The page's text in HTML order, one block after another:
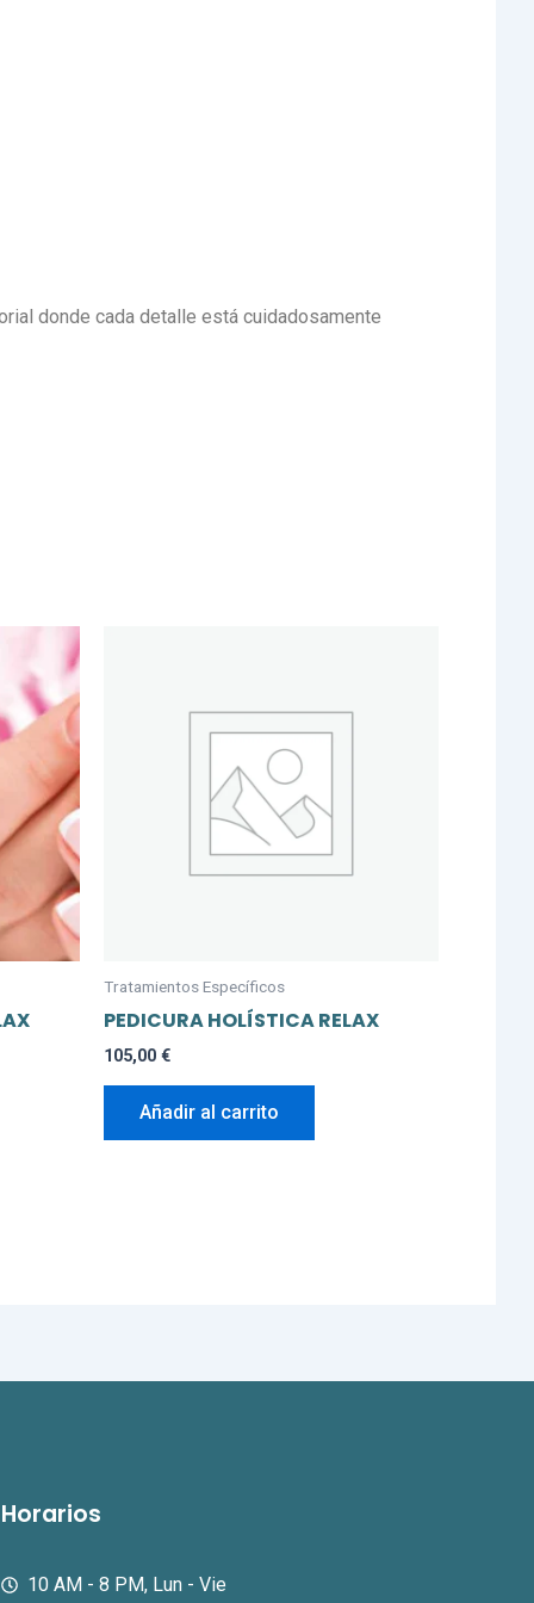
donde cada detalle está cuidadosamente
Tratamientos Específicos
PEDICURA HOLÍSTICA RELAX
105,00 €
Añadir al carrito
Horarios
10 AM - 8 PM, Lun - Vie